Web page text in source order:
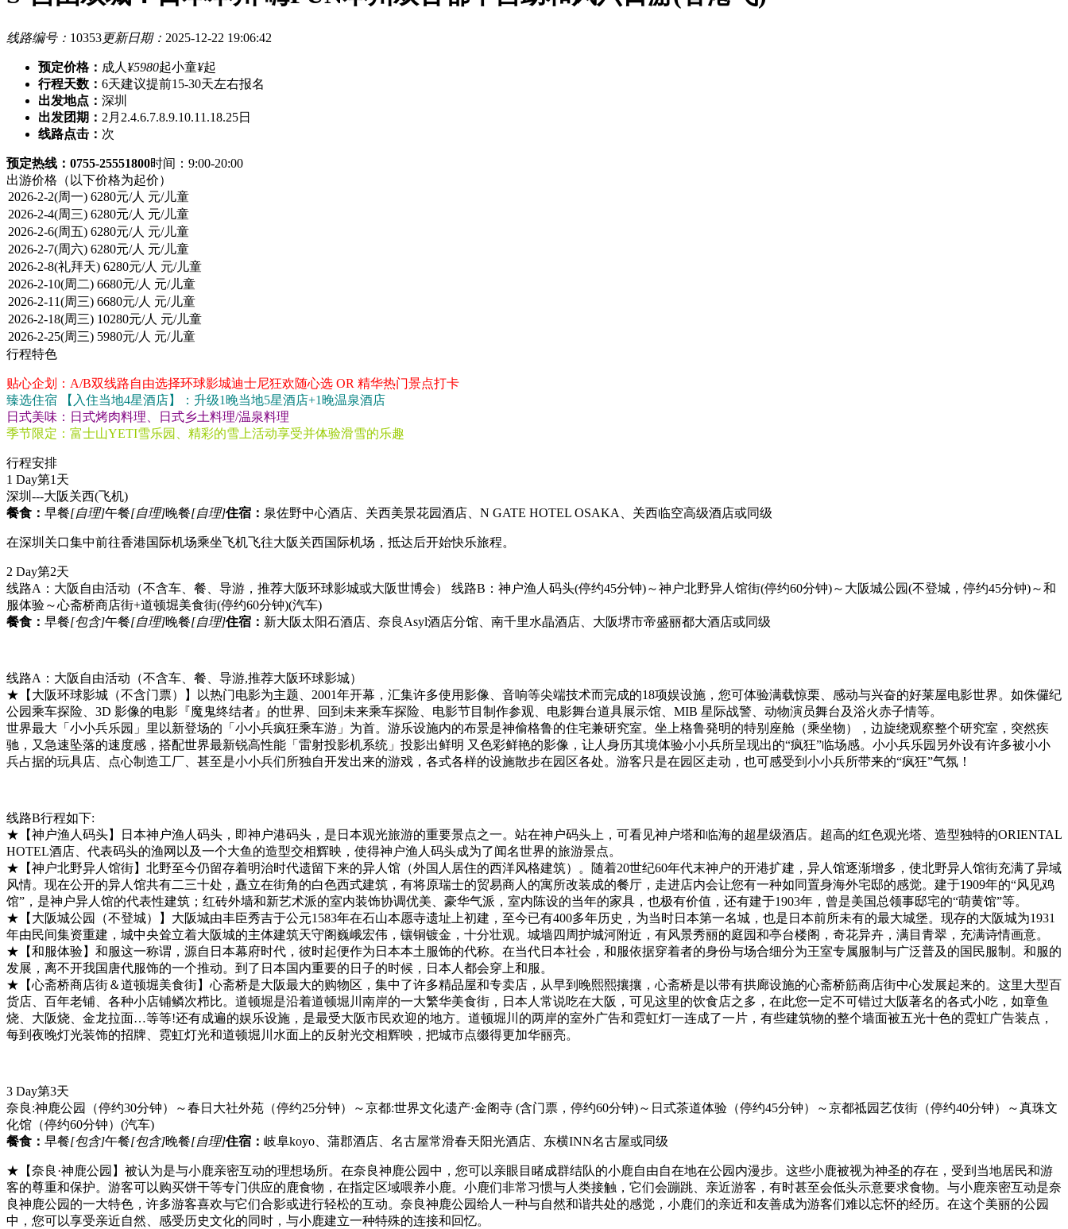
线路编号： 10353更新日期： 2025-12-22 19:06:42
预定价格： 成人 ¥5980起小童¥起
行程天数： 6天建议提前15-30天左右报名
出发地点： 深圳
出发团期： 2月2.4.6.7.8.9.10.11.18.25日
线路点击： 次
预定热线：0755-25551800时间：9:00-20:00
出游价格 （以下价格为起价）
行程特色
贴心企划：A/B双线路自由选择环球影城迪士尼狂欢随心选 OR 精华热门景点打卡
臻选住宿 【入住当地4星酒店】：升级1晚当地5星酒店+1晚温泉酒店
日式美味：日式烤肉料理、日式乡土料理/温泉料理
季节限定：富士山YETI雪乐园、精彩的雪上活动享受并体验滑雪的乐趣
行程安排
1 Day第1天
深圳---大阪关西(飞机)
餐食： 早餐[自理]午餐[自理]晚餐[自理]住宿： 泉佐野中心酒店、关西美景花园酒店、N GATE HOTEL OSAKA、关西临空高级酒店或同级
在深圳关口集中前往香港国际机场乘坐飞机飞往大阪关西国际机场，抵达后开始快乐旅程。
2 Day第2天
线路A：大阪自由活动（不含车、餐、导游，推荐大阪环球影城或大阪世博会） 线路B：神户渔人码头(停约45分钟)～神户北野异人馆街(停约60分钟)～大阪城公园(不登城，停约45分钟)～和
服体验～心斋桥商店街+道顿堀美食街(停约60分钟)(汽车)
餐食： 早餐[包含]午餐[自理]晚餐[自理]住宿： 新大阪太阳石酒店、奈良Asyl酒店分馆、南千里水晶酒店、大阪堺市帝盛丽都大酒店或同级
线路A：大阪自由活动（不含车、餐、导游,推荐大阪环球影城）
★【大阪环球影城（不含门票）】以热门电影为主题、2001年开幕，汇集许多使用影像、音响等尖端技术而完成的18项娱设施，您可体验满载惊栗、感动与兴奋的好莱屋电影世界。如侏儸纪
公园乘车探险、3D 影像的电影『魔鬼终结者』的世界、回到未来乘车探险、电影节目制作参观、电影舞台道具展示馆、MIB 星际战警、动物演员舞台及浴火赤子情等。
世界最大「小小兵乐园」里以新登场的「小小兵疯狂乘车游」为首。游乐设施内的布景是神偷格鲁的住宅兼研究室。坐上格鲁発明的特别座舱（乘坐物），边旋绕观察整个研究室，突然疾
驰，又急速坠落的速度感，搭配世界最新锐高性能「雷射投影机系统」投影出鲜明 又色彩鲜艳的影像，让人身历其境体验小小兵所呈现出的“疯狂”临场感。小小兵乐园另外设有许多被小小
兵占据的玩具店、点心制造工厂、甚至是小小兵们所独自开发出来的游戏，各式各样的设施散步在园区各处。游客只是在园区走动，也可感受到小小兵所带来的“疯狂”气氛！
线路B行程如下:
★【神户渔人码头】日本神户渔人码头，即神户港码头，是日本观光旅游的重要景点之一。站在神户码头上，可看见神户塔和临海的超星级酒店。超高的红色观光塔、造型独特的ORIENTAL
HOTEL酒店、代表码头的渔网以及一个大鱼的造型交相辉映，使得神户渔人码头成为了闻名世界的旅游景点。
★【神户北野异人馆街】北野至今仍留存着明治时代遗留下来的异人馆（外国人居住的西洋风格建筑）。随着20世纪60年代末神户的开港扩建，异人馆逐渐增多，使北野异人馆街充满了异域
风情。现在公开的异人馆共有二三十处，矗立在街角的白色西式建筑，有将原瑞士的贸易商人的寓所改装成的餐厅，走进店内会让您有一种如同置身海外宅邸的感觉。建于1909年的“风见鸡
馆”，是神户异人馆的代表性建筑；红砖外墙和新艺术派的室内装饰协调优美、豪华气派，室内陈设的当年的家具，也极有价值，还有建于1903年，曾是美国总领事邸宅的“萌黄馆”等。
★【大阪城公园（不登城）】大阪城由丰臣秀吉于公元1583年在石山本愿寺遗址上初建，至今已有400多年历史，为当时日本第一名城，也是日本前所未有的最大城堡。现存的大阪城为1931
年由民间集资重建，城中央耸立着大阪城的主体建筑天守阁巍峨宏伟，镶铜镀金，十分壮观。城墙四周护城河附近，有风景秀丽的庭园和亭台楼阁，奇花异卉，满目青翠，充满诗情画意。
★【和服体验】和服这一称谓，源自日本幕府时代，彼时起便作为日本本土服饰的代称。在当代日本社会，和服依据穿着者的身份与场合细分为王室专属服制与广泛普及的国民服制。和服的
发展，离不开我国唐代服饰的一个推动。到了日本国内重要的日子的时候，日本人都会穿上和服。
★【心斋桥商店街＆道顿堀美食街】心斋桥是大阪最大的购物区，集中了许多精品屋和专卖店，从早到晚熙熙攘攘，心斋桥是以带有拱廊设施的心斋桥筋商店街中心发展起来的。这里大型百
货店、百年老铺、各种小店铺鳞次栉比。道顿堀是沿着道顿堀川南岸的一大繁华美食街，日本人常说吃在大阪，可见这里的饮食店之多，在此您一定不可错过大阪著名的各式小吃，如章鱼
烧、大阪烧、金龙拉面…等等!还有成遍的娱乐设施，是最受大阪市民欢迎的地方。道顿堀川的两岸的室外广告和霓虹灯一连成了一片，有些建筑物的整个墙面被五光十色的霓虹广告装点，
每到夜晚灯光装饰的招牌、霓虹灯光和道顿堀川水面上的反射光交相辉映，把城市点缀得更加华丽亮。
3 Day第3天
奈良:神鹿公园（停约30分钟）～春日大社外苑（停约25分钟）～京都:世界文化遗产·金阁寺 (含门票，停约60分钟)～日式茶道体验（停约45分钟）～京都祗园艺伎街（停约40分钟）～真珠文
化馆（停约60分钟） (汽车)
餐食： 早餐[包含]午餐[包含]晚餐[自理]住宿： 岐阜koyo、蒲郡酒店、名古屋常滑春天阳光酒店、东横INN名古屋或同级
★【奈良·神鹿公园】被认为是与小鹿亲密互动的理想场所。在奈良神鹿公园中，您可以亲眼目睹成群结队的小鹿自由自在地在公园内漫步。这些小鹿被视为神圣的存在，受到当地居民和游
客的尊重和保护。游客可以购买饼干等专门供应的鹿食物，在指定区域喂养小鹿。小鹿们非常习惯与人类接触，它们会蹦跳、亲近游客，有时甚至会低头示意要求食物。与小鹿亲密互动是奈
良神鹿公园的一大特色，许多游客喜欢与它们合影或进行轻松的互动。奈良神鹿公园给人一种与自然和谐共处的感觉，小鹿们的亲近和友善成为游客们难以忘怀的经历。在这个美丽的公园
中，您可以享受亲近自然、感受历史文化的同时，与小鹿建立一种特殊的连接和回忆。